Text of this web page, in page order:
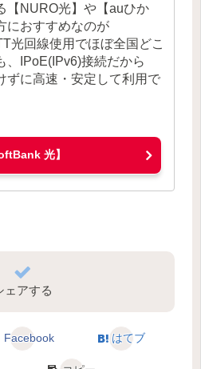
【NURO光】や【auひか
におすすめなのが
光回線使用でほぼ全国どこ
、IPoE(IPv6)接続だから
ずに高速・安定して利用で
光】
ェアする
Facebook はてブ